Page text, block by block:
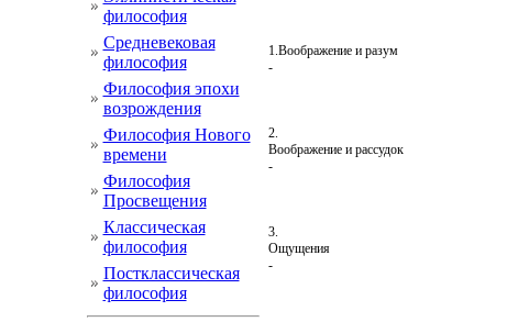
философия
Cредневековая
философия
Философия эпохи
возрождения
Философия Нового
времени
Философия
Просвещения
Классическая
философия
Постклассическая
философия
1.Воображение и разум
-
2.
Воображение и рассудок
-
3.
Ощущения
-